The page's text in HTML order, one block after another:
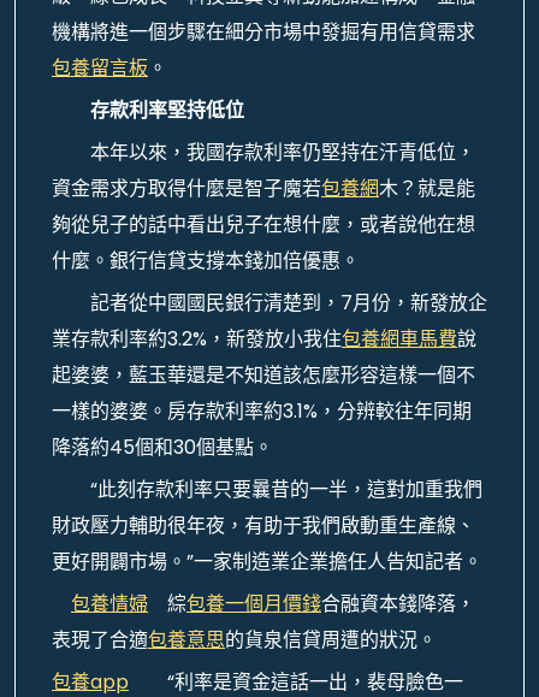
機構將進一個步驟在細分市場中發掘有用信貸需求
包養留言板 。
存款利率堅持低位
本年以來，我國存款利率仍堅持在汗青低位，
資金需求方取得什麼是智子魔若包養網木？就是能
夠從兒子的話中看出兒子在想什麼，或者說他在想
什麼。銀行信貸支撐本錢加倍優惠。
記者從中國國民銀行清楚到，7月份，新發放企
業存款利率約3.2%，新發放小我住包養網車馬費說
起婆婆，藍玉華還是不知道該怎麼形容這樣一個不
一樣的婆婆。房存款利率約3.1%，分辨較往年同期
降落約45個和30個基點。
“此刻存款利率只要曩昔的一半，這對加重我們
財政壓力輔助很年夜，有助于我們啟動重生產線、
更好開闢市場。”一家制造業企業擔任人告知記者。
包養情婦 綜包養一個月價錢合融資本錢降落，
表現了合適包養意思的貨泉信貸周遭的狀況。
包養app “利率是資金這話一出，裴母臉色一